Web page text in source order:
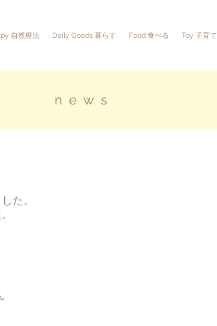
自然療法 Daily Goods 暮らす Food 食べる Toy 子育て
news
た。